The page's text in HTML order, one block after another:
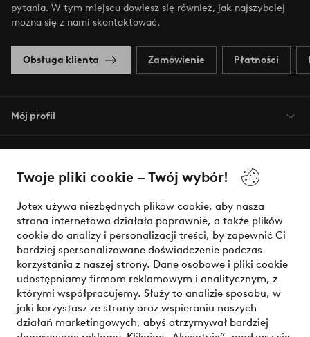
Twoje pliki cookie – Twój wybór!
Jotex używa niezbędnych plików cookie, aby nasza
strona internetowa działała poprawnie, a także plików
cookie do analizy i personalizacji treści, by zapewnić Ci
bardziej spersonalizowane doświadczenie podczas
korzystania z naszej strony. Dane osobowe i pliki cookie
udostępniamy firmom reklamowym i analitycznym, z
którymi współpracujemy. Służy to analizie sposobu, w
jaki korzystasz ze strony oraz wspieraniu naszych
działań marketingowych, abyś otrzymywał bardziej
pytania. W tym miejscu dowiesz się również, jak najszybciej
można się z nami skontaktować.
Obsługa klienta Zamówienie Płatności
Mój profil
Warunki
Bezpieczne płatności - zapłać teraz lub podziel się
Chcesz dowiedzieć się więcej o naszych opcjach płatności